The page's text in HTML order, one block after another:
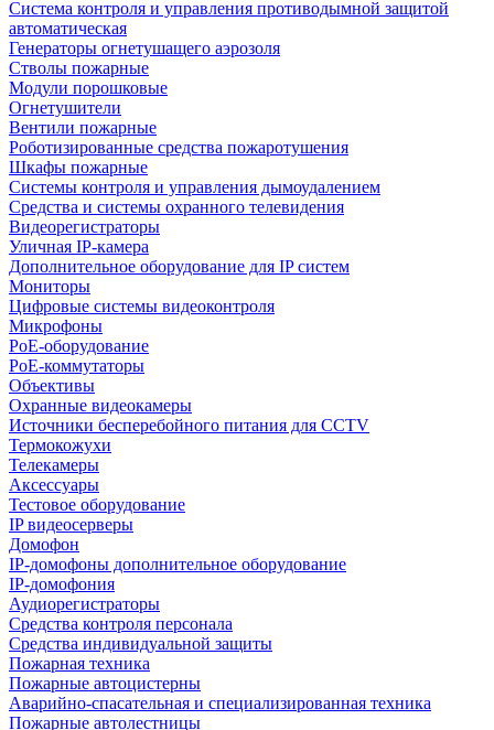
Система контроля и управления противодымной защитой
автоматическая
Генераторы огнетушащего аэрозоля
Стволы пожарные
Модули порошковые
Огнетушители
Вентили пожарные
Роботизированные средства пожаротушения
Шкафы пожарные
Системы контроля и управления дымоудалением
Средства и системы охранного телевидения
Видеорегистраторы
Уличная IP-камера
Дополнительное оборудование для IP систем
Мониторы
Цифровые системы видеоконтроля
Микрофоны
PoE-оборудование
PoE-коммутаторы
Объективы
Охранные видеокамеры
Источники бесперебойного питания для CCTV
Термокожухи
Телекамеры
Аксессуары
Тестовое оборудование
IP видеосерверы
Домофон
IP-домофоны дополнительное оборудование
IP-домофония
Аудиорегистраторы
Средства контроля персонала
Средства индивидуальной защиты
Пожарная техника
Пожарные автоцистерны
Аварийно-спасательная и специализированная техника
Пожарные автолестницы